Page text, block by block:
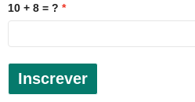
10 + 8 = ?
Inscrever